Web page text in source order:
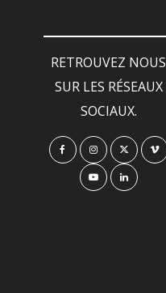
RETROUVEZ NOUS
SUR LES RÉSEAUX
SOCIAUX.